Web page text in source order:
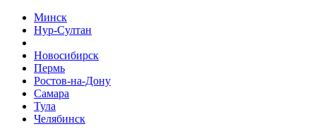
Минск
Нур-Султан
Новосибирск
Пермь
Ростов-на-Дону
Самара
Тула
Челябинск